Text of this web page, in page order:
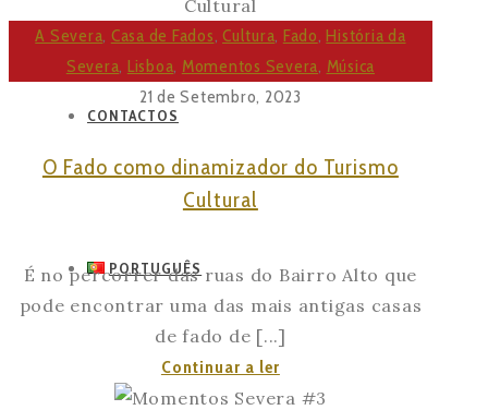
CONTACTOS
PORTUGUÊS
Severa
na
preservação
Fado
A Severa, Casa de Fados,Cultura, Fado,História da
Severa, Lisboa, Momentos Severa, Música
21 de Setembro, 2023
O Fado como dinamizador do Turismo
Cultural
É no percorrer das ruas do Bairro Alto que
pode encontrar uma das mais antigas casas
de fado de [...]
Continuar a lerO
Fado